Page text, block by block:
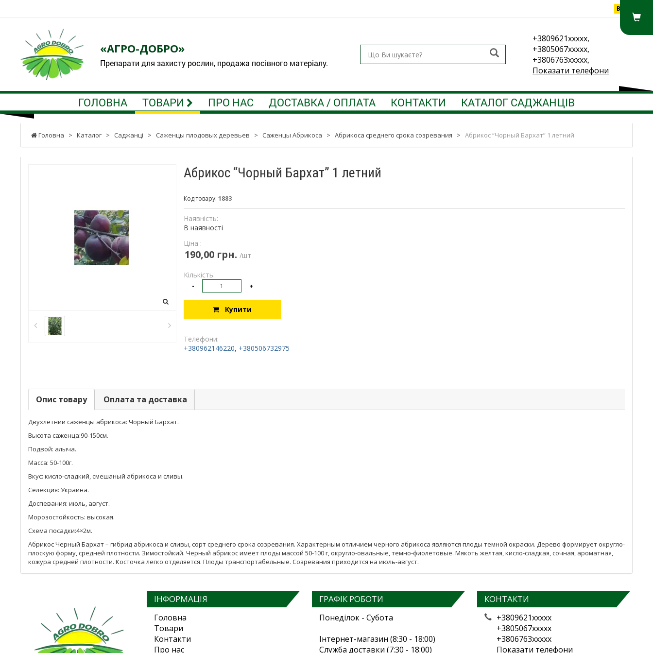
Вхід
«АГРО-ДОБРО»
Препарати для захисту рослин, продажа посівного матеріалу.
+3809621xxxxx,
+3805067xxxxx,
+3806763xxxxx,
Показати телефони
ГОЛОВНА ТОВАРИ ПРО НАС ДОСТАВКА / ОПЛАТА КОНТАКТИ КАТАЛОГ САДЖАНЦІВ
Головна > Каталог > Саджанці > Саженцы плодовых деревьев > Саженцы Абрикоса > Абрикоса среднего срока созревания > Абрикос “Чорный Бархат” 1 летний
Абрикос “Чорный Бархат” 1 летний
Код товару: 1883
Наявність:
В наявності
Ціна :
190,00 грн. /шт
Кількість:
- +
Купити
Телефони:
+380962146220, +380506732975
Опис товару Оплата та доставка
Двухлетнии саженцы абрикоса: Чорный Бархат.
Высота саженца:90-150см.
Подвой: алыча.
Масса: 50-100г.
Вкус: кисло-сладкий, смешаный абрикоса и сливы.
Селекция: Украина.
Доспевания: июль, август.
Морозостойкость: высокая.
Схема посадки:4×2м.
Абрикос Черный Бархат – гибрид абрикоса и сливы, сорт среднего срока созревания. Характерным отличием черного абрикоса являются плоды темной окраски. Дерево формирует округло-
плоскую форму, средней плотности. Зимостойкий. Черный абрикос имеет плоды массой 50-100 г, округло-овальные, темно-фиолетовые. Мякоть желтая, кисло-сладкая, сочная, ароматная,
кожура средней плотности. Косточка легко отделяется. Плоды транспортабельные. Созревания приходится на июль-август.
ІНФОРМАЦІЯ
Головна
Товари
Контакти
Про нас
ГРАФІК РОБОТИ
Понеділок - Субота
Інтернет-магазин (8:30 - 18:00)
Служба доставки (7:30 - 18:00)
КОНТАКТИ
+3809621xxxxx
+3805067xxxxx
+3806763xxxxx
Показати телефони